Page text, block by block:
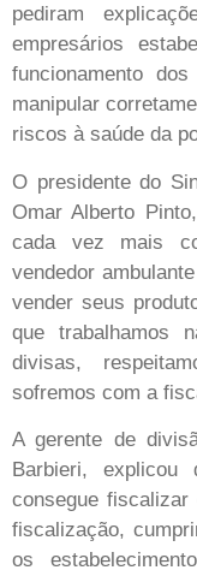
pediram
empresários
funcionamento
manipular
riscos à saúde da
O presidente do
Omar Alberto
cada vez mais
vendedor
vender seus
que trabalhamos
divisas,
sofremos com a
A gerente de
Barbieri, explicou
consegue
fiscalização,
os